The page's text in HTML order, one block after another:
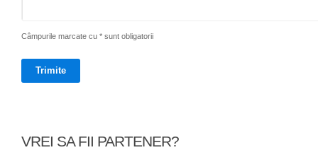
Câmpurile marcate cu * sunt obligatorii
VREI SA FII PARTENER?